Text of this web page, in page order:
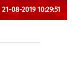
21-08-2019 10:29:51